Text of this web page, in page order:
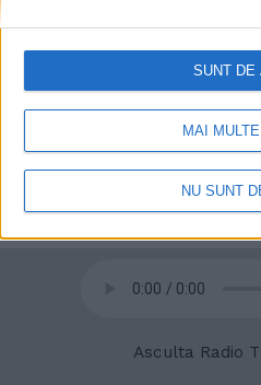
retrageți consimțământul în orice
și făcând clic pe butonul
paginii web.
MAI
NU SUNT
SUNT DE
Asculta Radio